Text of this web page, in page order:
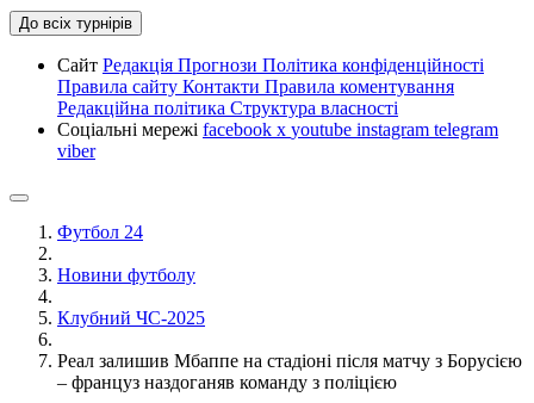
До всіх турнірів
Сайт Редакція Прогнози Політика конфіденційності
Правила сайту Контакти Правила коментування
Редакційна політика Структура власності
Соціальні мережі facebook x youtube instagram telegram
viber
Футбол 24
Новини футболу
Клубний ЧС-2025
Реал залишив Мбаппе на стадіоні після матчу з Борусією
– француз наздоганяв команду з поліцією